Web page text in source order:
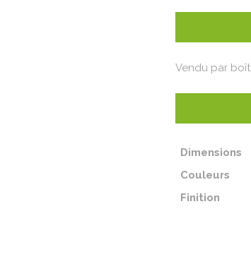
Vendu par
Dimensions
Couleurs
Finition